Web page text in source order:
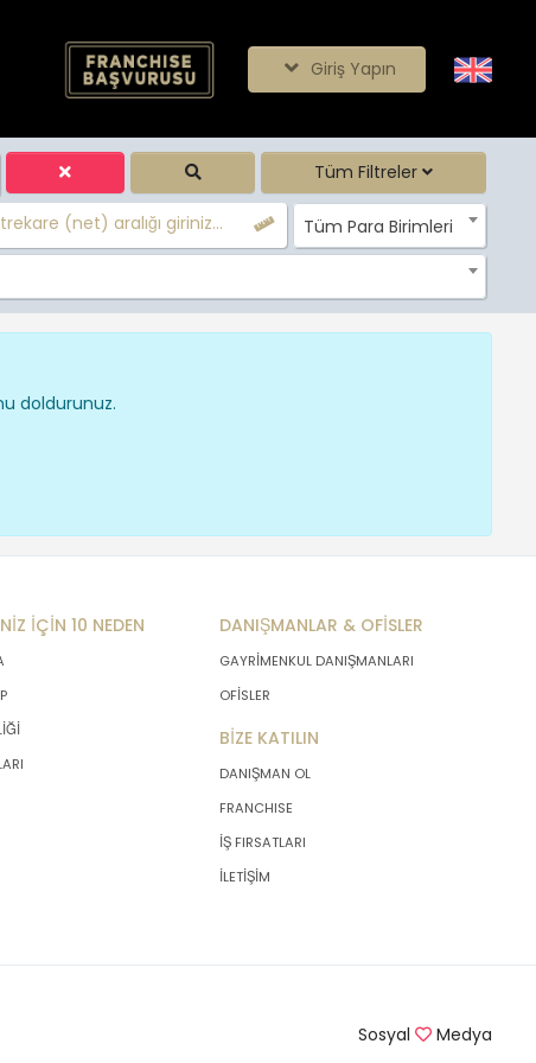
Giriş Yapın
Tüm Filtreler
(net) aralığı giriniz... Tüm Para Birimleri
doldurunuz.
İÇİN 10 NEDEN DANIŞMANLAR & OFİSLER
GAYRİMENKUL DANIŞMANLARI
OFİSLER
BİZE KATILIN
DANIŞMAN OL
FRANCHISE
İŞ FIRSATLARI
İLETİŞİM
Sosyal Medya